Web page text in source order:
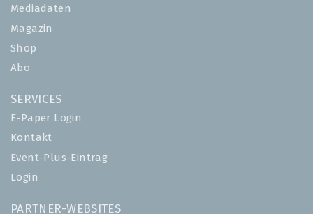
Mediadaten
Magazin
Shop
Abo
SERVICES
E-Paper Login
Kontakt
Event-Plus-Eintrag
Login
PARTNER-WEBSITES